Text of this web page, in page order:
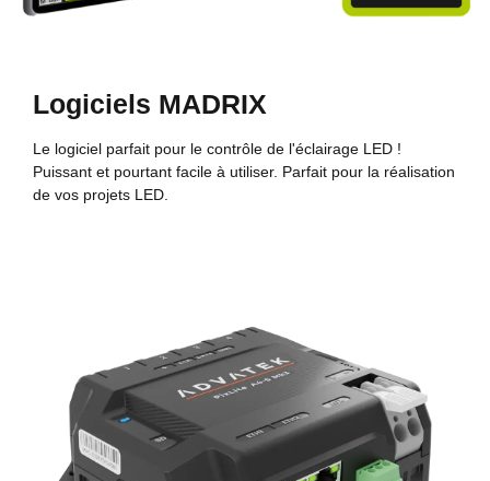
Logiciels MADRIX
Le logiciel parfait pour le contrôle de l'éclairage LED !
Puissant et pourtant facile à utiliser. Parfait pour la réalisation
de vos projets LED.